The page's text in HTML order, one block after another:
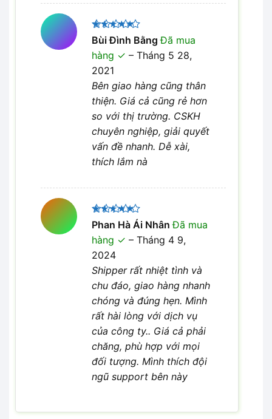
Được xếp
hạng 55
sao
Bùi Đình BằngĐã mua
hàng
– Tháng 5 28,
2021
Bên giao hàng cũng thân
thiện. Giá cả cũng rẻ hơn
so với thị trường. CSKH
chuyên nghiệp, giải quyết
vấn đề nhanh. Dễ xài,
thích lắm nà
Được xếp
hạng
5
5
sao
Phan Hà Ái NhânĐã mua
hàng
– Tháng 4 9,
2024
Shipper rất nhiệt tình và
chu đáo, giao hàng nhanh
chóng và đúng hẹn. Mình
rất hài lòng với dịch vụ
của công ty.. Giá cả phải
chăng, phù hợp với mọi
đối tượng. Mình thích đội
ngũ support bên này